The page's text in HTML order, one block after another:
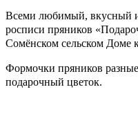
Всеми любимый, вкусный и
росписи пряников
Сомёнском сельском Доме
Формочки пряников
подарочный цветок.